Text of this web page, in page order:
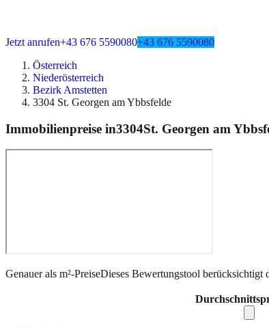
Jetzt anrufen+43 676 5590080+43 676 5590080
Österreich
Niederösterreich
Bezirk Amstetten
3304 St. Georgen am Ybbsfelde
Immobilienpreise in3304St. Georgen am
Genauer als m²-PreiseDieses Bewertungstool berücksichtigt